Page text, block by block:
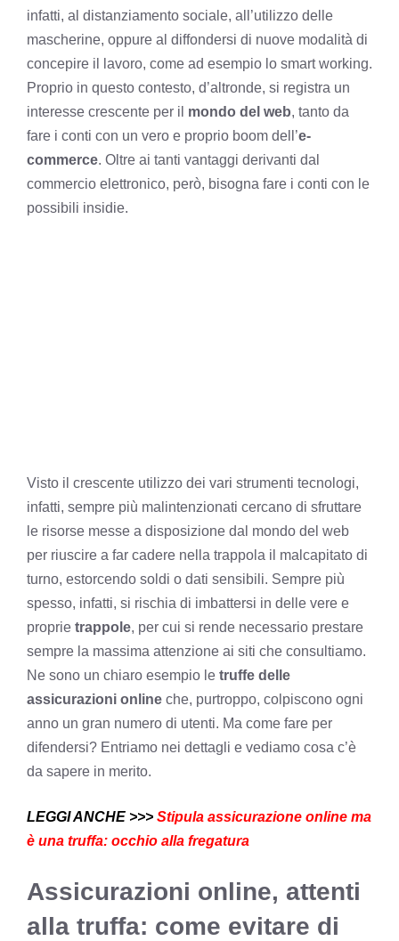
infatti, al distanziamento sociale, all’utilizzo delle
mascherine, oppure al diffondersi di nuove modalità di
concepire il lavoro, come ad esempio lo smart working.
Proprio in questo contesto, d’altronde, si registra un
interesse crescente per il mondo del web, tanto da
fare i conti con un vero e proprio boom dell’e-
commerce. Oltre ai tanti vantaggi derivanti dal
commercio elettronico, però, bisogna fare i conti con le
possibili insidie.
Visto il crescente utilizzo dei vari strumenti tecnologi,
infatti, sempre più malintenzionati cercano di sfruttare
le risorse messe a disposizione dal mondo del web
per riuscire a far cadere nella trappola il malcapitato di
turno, estorcendo soldi o dati sensibili. Sempre più
spesso, infatti, si rischia di imbattersi in delle vere e
proprie trappole, per cui si rende necessario prestare
sempre la massima attenzione ai siti che consultiamo.
Ne sono un chiaro esempio le truffe delle
assicurazioni online che, purtroppo, colpiscono ogni
anno un gran numero di utenti. Ma come fare per
difendersi? Entriamo nei dettagli e vediamo cosa c’è
da sapere in merito.
LEGGI ANCHE >>> Stipula assicurazione online ma
è una truffa: occhio alla fregatura
Assicurazioni online, attenti
alla truffa: come evitare di